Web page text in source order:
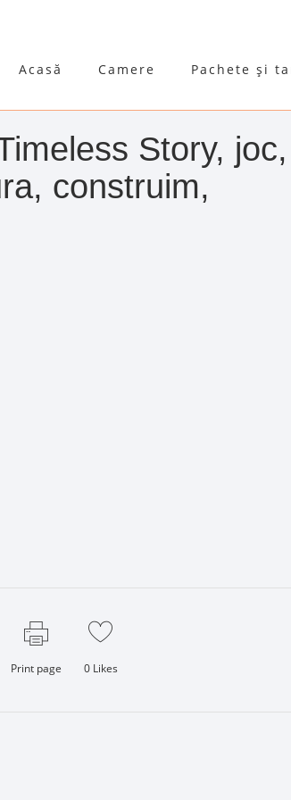
Acasă Camere Pachete și
Story, joc,
construim,
Print page 0Likes